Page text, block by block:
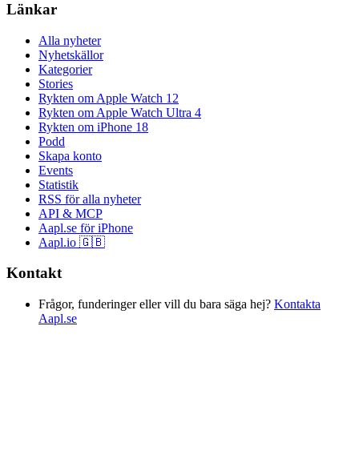
Länkar
Alla nyheter
Nyhetskällor
Kategorier
Stories
Rykten om Apple Watch 12
Rykten om Apple Watch Ultra 4
Rykten om iPhone 18
Podd
Skapa konto
Events
Statistik
RSS för alla nyheter
API & MCP
Aapl.se för iPhone
Aapl.io 🇬🇧
Kontakt
Frågor, funderinger eller vill du bara säga hej? Kontakta
Aapl.se